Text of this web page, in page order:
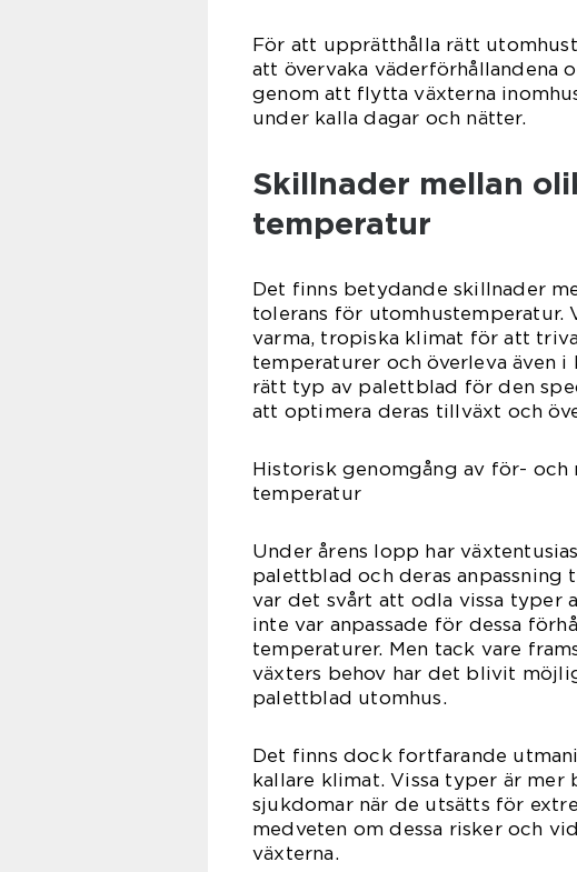
För att upprätthålla rätt
att övervaka väderförhållandena
genom att flytta växterna
under kalla dagar och nätter.
Skillnader mellan
temperatur
Det finns betydande skillnader
tolerans för utomhustemperatur.
varma, tropiska klimat för att
temperaturer och överleva även
rätt typ av palettblad för den
att optimera deras tillväxt och
Historisk genomgång av för-
temperatur
Under årens lopp har
palettblad och deras anpassning
var det svårt att odla vissa typer
inte var anpassade för dessa
temperaturer. Men tack vare
växters behov har det blivit
palettblad utomhus.
Det finns dock fortfarande
kallare klimat. Vissa typer är mer
sjukdomar när de utsätts för
medveten om dessa risker och
växterna.